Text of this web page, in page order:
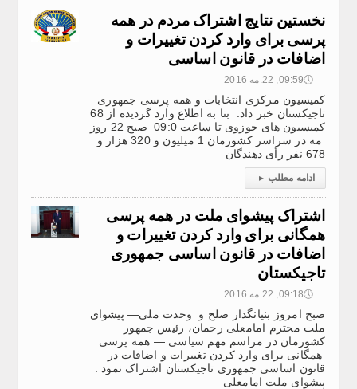
نخستین نتایج اشتراک مردم در همه
پرسی برای وارد کردن تغییرات و
اضافات در قانون اساسی
🕔09:59, 22.مه 2016
کمیسیون مرکزی انتخابات و همه ‌پرسی جمهوری
تاجیکستان خبر داد: بنا به اطلاع وارد ‌گردیده از 68
کمیسیون های حوزوی تا ساعت 09:0 صبح 22 روز
مه در سراسر کشورمان 1 میلیون و 320 هزار و
678 نفر رأی دهندگان
ادامه مطلب ▸
اشتراک پیشوای ملت در همه پرسی
همگانی برای وارد کردن تغییرات و
اضافات در قانون اساسی جمهوری
تاجیکستان
🕔09:18, 22.مه 2016
صبح امروز بنیانگذار صلح و وحدت ملی— پیشوای
ملت محترم امامعلی رحمان، رئیس جمهور
کشورمان در مراسم مهم سیاسی — همه پرسی
همگانی برای وارد کردن تغییرات و اضافات در
قانون اساسی جمهوری تاجیکستان اشتراک نمود .
پیشوای ملت امامعلی